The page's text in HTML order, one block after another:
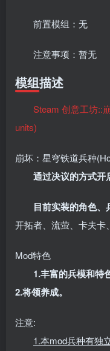
前置模组：无
注意事项：暂无
模组描述
Steam 创意工坊::
units)
崩坏：星穹铁道兵种
通过决议的方式开
目前实装的角色、
开拓者、流萤、卡夫卡
Mod特色
1.丰富的兵模和特
2.将领养成。
注意:
1.本mod兵种有独